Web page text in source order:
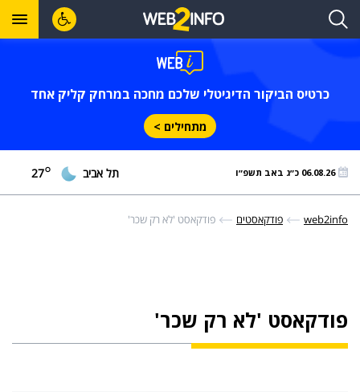
כרטיס הביקור הדיגיטלי שלכם מחכה במרחק קליק אחד
מתחילים >
06.08.26 כ״ג באב תשפ״ו תל אביב 27°
web2info פודקאסטים פודקאסט 'לא רק שכר'
פודקאסט 'לא רק שכר'